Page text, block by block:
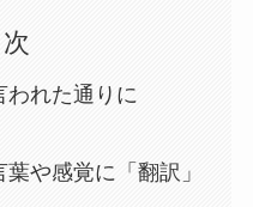
われた通りに
や感覚に「翻訳」